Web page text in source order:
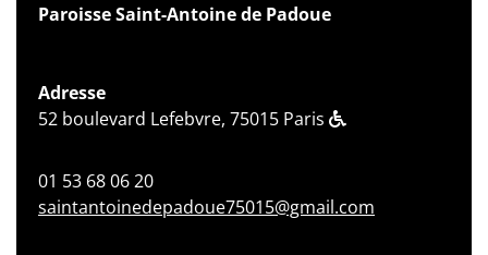
Paroisse Saint-Antoine de Padoue
Adresse
52 boulevard Lefebvre, 75015 Paris
01 53 68 06 20
saintantoinedepadoue75015@gmail.com